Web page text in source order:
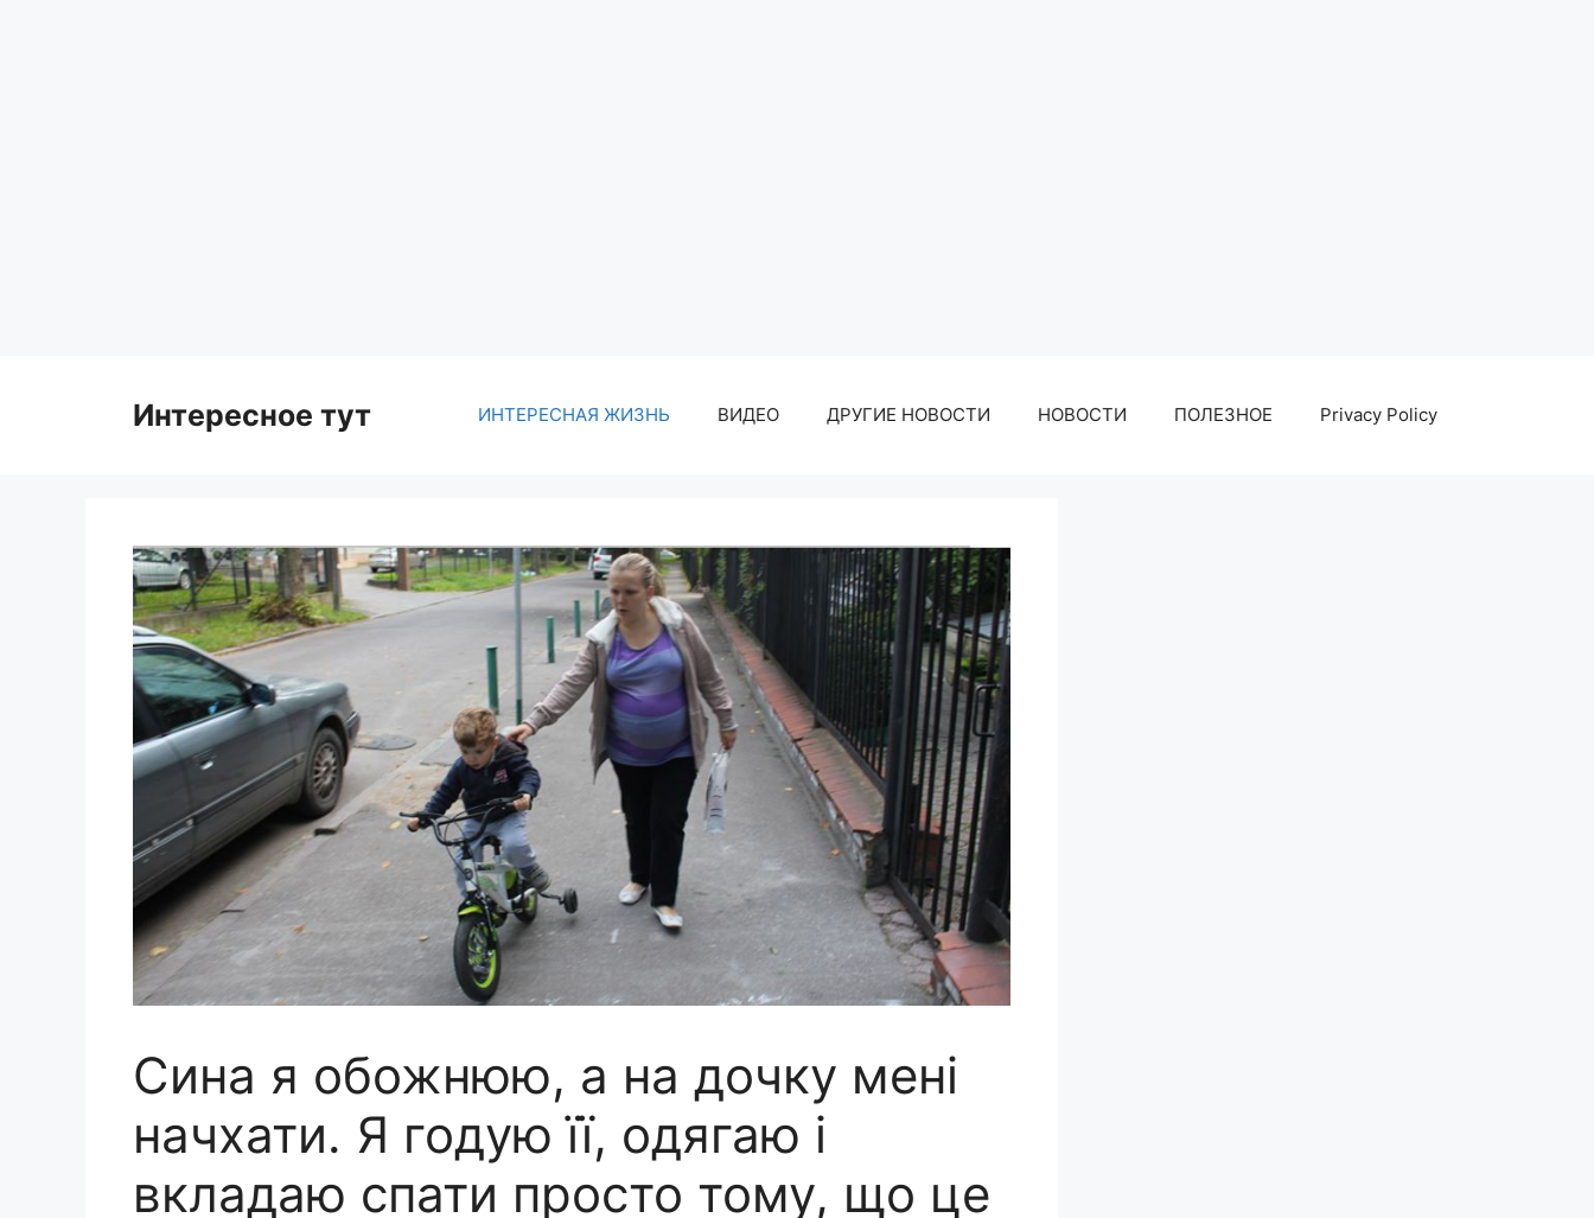
Интересное тут ИНТЕРЕСНАЯ ЖИЗНЬ ВИДЕО ДРУГИЕ НОВОСТИ НОВОСТИ ПОЛЕЗНОЕ Privacy Policy
Сина я обожнюю, а на дочку мені
начхати. Я годую її, одягаю і
вкладаю спати просто тому, що це